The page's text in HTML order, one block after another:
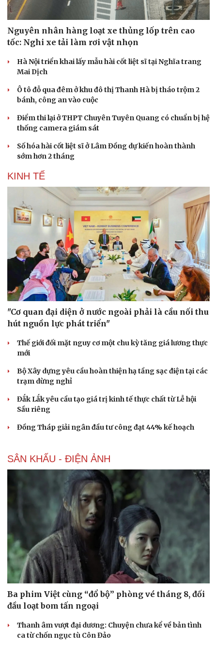
Nguyên nhân hàng loạt xe thủng lốp trên cao
tốc: Nghi xe tải làm rơi vật nhọn
Hà Nội triển khai lấy mẫu hài cốt liệt sĩ tại Nghĩa trang
Mai Dịch
Ô tô đỗ qua đêm ở khu đô thị Thanh Hà bị tháo trộm 2
bánh, công an vào cuộc
Điểm thi lại ở THPT Chuyên Tuyên Quang có chuẩn bị hệ
thống camera giám sát
Số hóa hài cốt liệt sĩ ở Lâm Đồng dự kiến hoàn thành
sớm hơn 2 tháng
KINH TẾ
"Cơ quan đại diện ở nước ngoài phải là cầu nối thu
hút nguồn lực phát triển"
Thế giới đối mặt nguy cơ một chu kỳ tăng giá lương thực
mới
Bộ Xây dựng yêu cầu hoàn thiện hạ tầng sạc điện tại các
trạm dừng nghỉ
Đắk Lắk yêu cầu tạo giá trị kinh tế thực chất từ Lễ hội
Sầu riêng
Đồng Tháp giải ngân đầu tư công đạt 44% kế hoạch
SÂN KHẤU - ĐIỆN ẢNH
Ba phim Việt cùng “đổ bộ” phòng vé tháng 8, đối
đầu loạt bom tấn ngoại
Thanh âm vượt đại dương: Chuyện chưa kể về bản tình
ca từ chốn ngục tù Côn Đảo